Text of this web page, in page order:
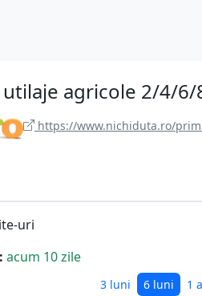
agricole 2/4/6/
https://www.nichiduta.ro/
uri
acum 10 zile
3 luni 6 luni 1